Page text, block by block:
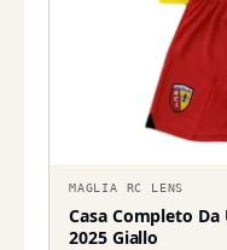
MAGLIA RC LENS
Casa Completo Da
2025 Giallo